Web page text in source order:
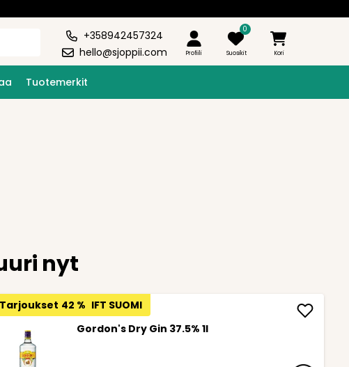
+358942457324
hello@sjoppii.com
Profiili
0
Suosikit Kori
Tuotemerkit
nyt
Tarjoukset 42 % IFT SUOMI
Gordon's Dry Gin 37.5% 1l